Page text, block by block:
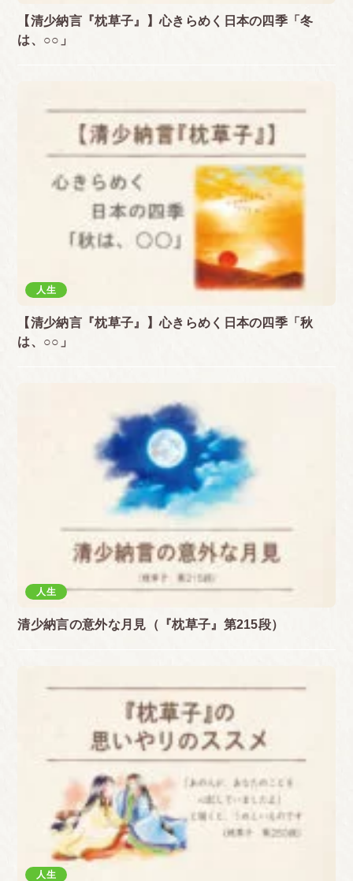
【清少納言『枕草子』】心きらめく日本の四季「冬
は、○○」
人生
【清少納言『枕草子』】心きらめく日本の四季「秋
は、○○」
人生
清少納言の意外な月見（『枕草子』第215段）
人生